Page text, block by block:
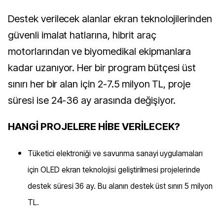
Destek verilecek alanlar ekran teknolojilerinden
güvenli imalat hatlarına, hibrit araç
motorlarından ve biyomedikal ekipmanlara
kadar uzanıyor. Her bir program bütçesi üst
sınırı her bir alan için 2-7.5 milyon TL, proje
süresi ise 24-36 ay arasında değişiyor.
HANGİ PROJELERE HİBE VERİLECEK?
Tüketici elektroniği ve savunma sanayi uygulamaları
için OLED ekran teknolojisi geliştirilmesi projelerinde
destek süresi 36 ay. Bu alanın destek üst sınırı 5 milyon
TL.